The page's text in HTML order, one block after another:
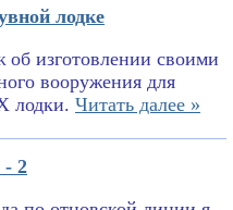
лодке
об изготовлении своими
вооружения для
лодки. Читать далее »
- 2